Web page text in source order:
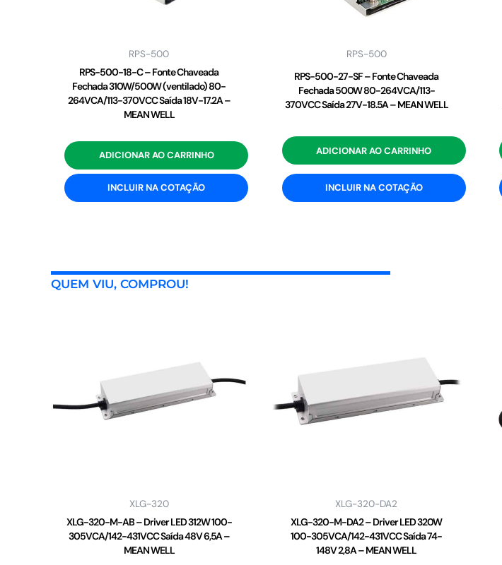
RPS-500
RPS-500-18-C – Fonte Chaveada
Fechada 310W/500W (ventilado) 80-
264VCA/113-370VCC Saída 18V-17.2A –
MEAN WELL
ADICIONAR AO CARRINHO
INCLUIR NA COTAÇÃO
RPS-500
RPS-500-27-SF – Fonte Chaveada
Fechada 500W 80-264VCA/113-
370VCC Saída 27V-18.5A – MEAN WELL
ADICIONAR AO CARRINHO
INCLUIR NA COTAÇÃO
QUEM VIU, COMPROU!
XLG-320
XLG-320-M-AB – Driver LED 312W 100-
305VCA/142-431VCC Saída 48V 6,5A –
MEAN WELL
XLG-320-DA2
XLG-320-M-DA2 – Driver LED 320W
100-305VCA/142-431VCC Saída 74-
148V 2,8A – MEAN WELL